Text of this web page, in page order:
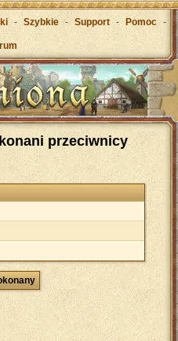
- Szybkie - Support - Pomoc -
przeciwnicy